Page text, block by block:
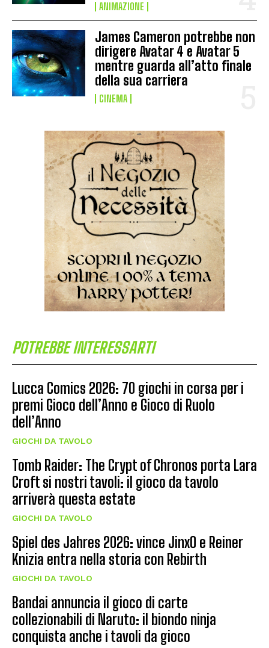
ANIMAZIONE
James Cameron potrebbe non
dirigere Avatar 4 e Avatar 5
mentre guarda all’atto finale
della sua carriera
CINEMA
POTREBBE INTERESSARTI
Lucca Comics 2026: 70 giochi in corsa per i
premi Gioco dell’Anno e Gioco di Ruolo
dell’Anno
GIOCHI DA TAVOLO
Tomb Raider: The Crypt of Chronos porta Lara
Croft si nostri tavoli: il gioco da tavolo
arriverà questa estate
GIOCHI DA TAVOLO
Spiel des Jahres 2026: vince JinxO e Reiner
Knizia entra nella storia con Rebirth
GIOCHI DA TAVOLO
Bandai annuncia il gioco di carte
collezionabili di Naruto: il biondo ninja
conquista anche i tavoli da gioco